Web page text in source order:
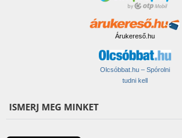
Árukereső.hu
Olcsóbbat.hu – Spórolni
tudni kell
ISMERJ MEG MINKET